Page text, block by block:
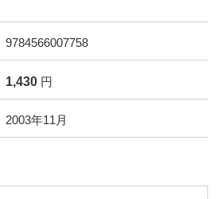
9784566007758
1,430円
2003年11月